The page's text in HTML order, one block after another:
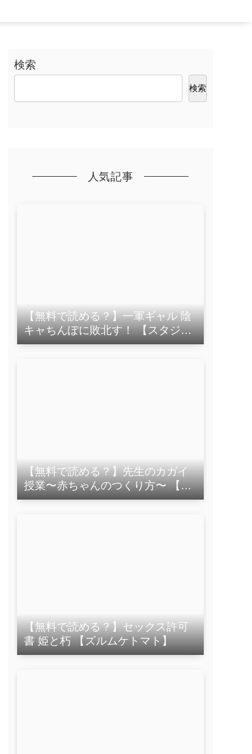
検索
検索
人気記事
【無料で読める？】一軍ギャル 陰
キャちんぽに敗北す！ 【スタジオ
あるた】
【無料で読める？】先生のカガイ
授業〜赤ちゃんのつくり方〜 【お
っと】
【無料で読める？】セックス許可
書 姫と朽 【ズルムケトマト】